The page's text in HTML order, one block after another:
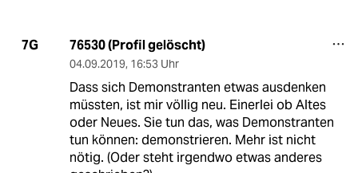
7G 76530 (Profil gelöscht)
04.09.2019, 16:53 Uhr
Dass sich Demonstranten etwas ausdenken
müssten, ist mir völlig neu. Einerlei ob Altes
oder Neues. Sie tun das, was Demonstranten
tun können: demonstrieren. Mehr ist nicht
nötig. (Oder steht irgendwo etwas anderes